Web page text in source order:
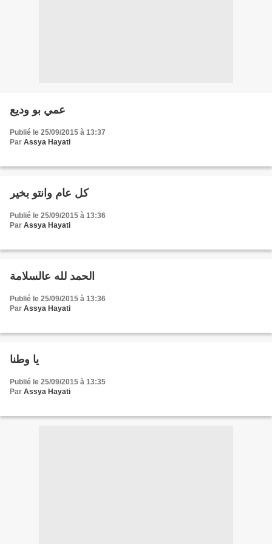
عمي بو وديع
Publié le 25/09/2015 à 13:37
Par Assya Hayati
كل عام وانتو بخير
Publié le 25/09/2015 à 13:36
Par Assya Hayati
الحمد لله عالسلامة
Publié le 25/09/2015 à 13:36
Par Assya Hayati
يا وطنا
Publié le 25/09/2015 à 13:35
Par Assya Hayati